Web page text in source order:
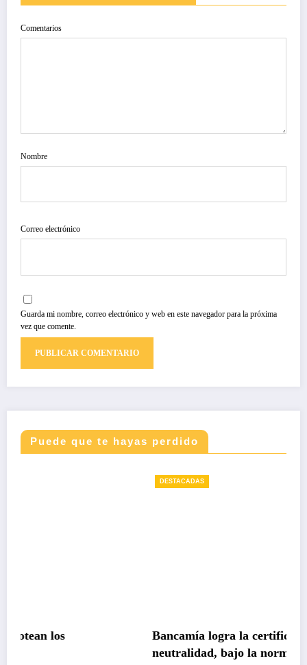
Comentarios
Nombre
Correo electrónico
Guarda mi nombre, correo electrónico y web en este navegador para la próxima
vez que comente.
Puede que te hayas perdido
Bancamía logra la certificación carbono
neutralidad, bajo la norma internacional ISO